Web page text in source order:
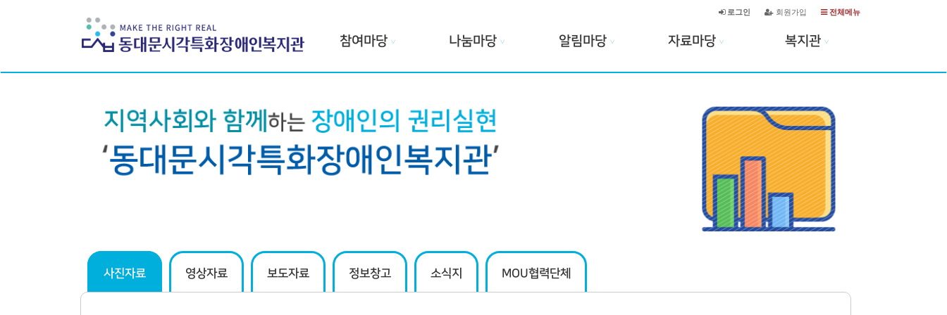
전체메뉴
회원가입
로그인
참여마당 ∨ 나눔마당 ∨ 알림마당 ∨ 자료마당 ∨
하위분류
복지관 ∨
하위분류
사진자료 영상자료 보도자료 정보창고 소식지 MOU협력단체